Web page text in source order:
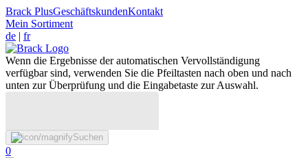
Brack PlusGeschäftskundenKontakt
Mein Sortiment
de | fr
Wenn die Ergebnisse der automatischen Vervollständigung
verfügbar sind, verwenden Sie die Pfeiltasten nach oben und nach
unten zur Überprüfung und die Eingabetaste zur Auswahl.
Suchen
0